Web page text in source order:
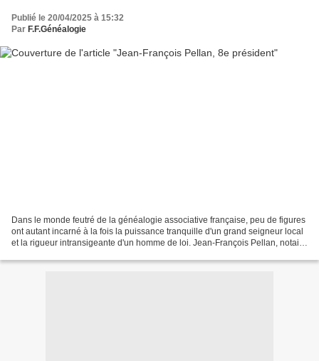
Publié le 20/04/2025 à 15:32
Par F.F.Généalogie
Dans le monde feutré de la généalogie associative française, peu de figures
ont autant incarné à la fois la puissance tranquille d'un grand seigneur local
et la rigueur intransigeante d'un homme de loi. Jean-François Pellan, notaire